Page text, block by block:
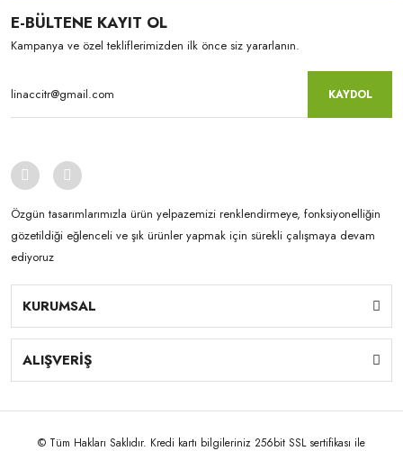
E-BÜLTENE KAYIT OL
Kampanya ve özel tekliflerimizden ilk önce siz yararlanın.
KAYDOL
Özgün tasarımlarımızla ürün yelpazemizi renklendirmeye, fonksiyonelliğin
gözetildiği eğlenceli ve şık ürünler yapmak için sürekli çalışmaya devam
ediyoruz
KURUMSAL
ALIŞVERİŞ
© Tüm Hakları Saklıdır. Kredi kartı bilgileriniz 256bit SSL sertifikası ile